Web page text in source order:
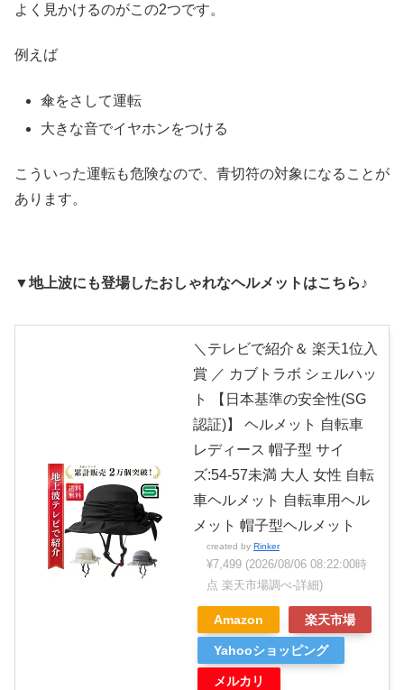
よく見かけるのがこの2つです。
例えば
傘をさして運転
大きな音でイヤホンをつける
こういった運転も危険なので、青切符の対象になることが
あります。
▼地上波にも登場したおしゃれなヘルメットはこちら♪
＼テレビで紹介＆ 楽天1位入
賞 ／ カブトラボ シェルハッ
ト 【日本基準の安全性(SG
認証)】 ヘルメット 自転車
レディース 帽子型 サイ
ズ:54-57未満 大人 女性 自転
車ヘルメット 自転車用ヘル
メット 帽子型ヘルメット
created by Rinker
¥7,499 (2026/08/06 08:22:00時
点 楽天市場調べ-詳細)
Amazon 楽天市場
Yahooショッピング
メルカリ